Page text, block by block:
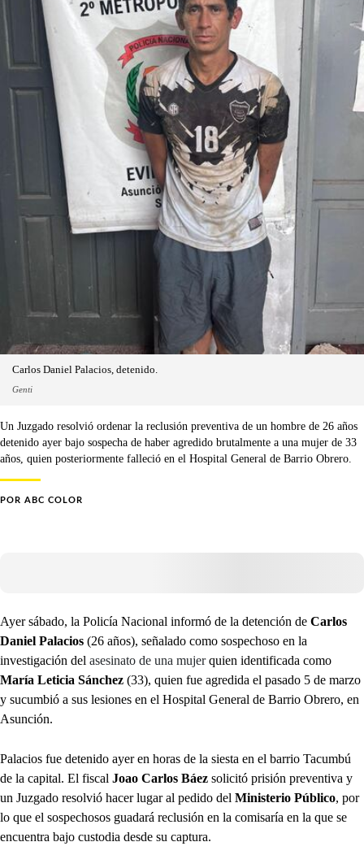
Carlos Daniel Palacios, detenido.
Genti
Un Juzgado resolvió ordenar la reclusión preventiva de un hombre de 26 años
detenido ayer bajo sospecha de haber agredido brutalmente a una mujer de 33
años, quien posteriormente falleció en el Hospital General de Barrio Obrero.
POR ABC COLOR
Ayer sábado, la Policía Nacional informó de la detención de Carlos
Daniel Palacios (26 años), señalado como sospechoso en la
investigación del asesinato de una mujerquien identificada como
María Leticia Sánchez (33), quien fue agredida el pasado 5 de marzo
y sucumbió a sus lesiones en el Hospital General de Barrio Obrero, en
Asunción.
Palacios fue detenido ayer en horas de la siesta en el barrio Tacumbú
de la capital. El fiscal Joao Carlos Báez solicitó prisión preventiva y
un Juzgado resolvió hacer lugar al pedido del Ministerio Público, por
lo que el sospechosos guadará reclusión en la comisaría en la que se
encuentra bajo custodia desde su captura.